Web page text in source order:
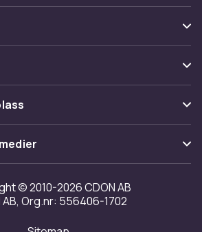
© 2010-2026 CDON AB
AB, Org.nr: 556406-1702